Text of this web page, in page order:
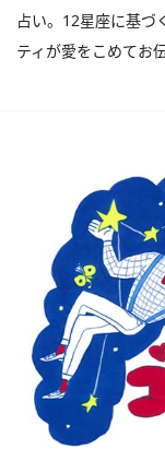
占い。12星座に基
ティが愛をこめてお